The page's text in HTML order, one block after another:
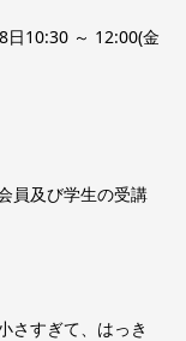
日10:30 ～ 12:00(金
員及び学生の受講
すぎて、はっき